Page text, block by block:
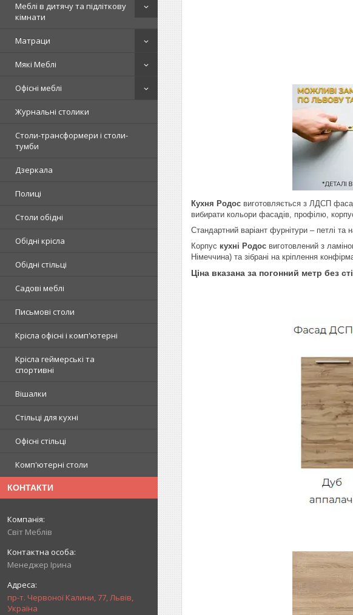
Меблі в дитячу та підліткову
кімнати
Матраци
Мякі Меблі
Офісні меблі
Журнальні столики
Столи-трансформери і столи-
тумби
Дзеркала
Полиці
Столи обідні
Обідні крісла
Обідні стільці
Садові меблі
Письмові столи
Крісла офісні і комп'ютерні
Крісла геймерські та
спортивні
Вішалки
Стільці для кухні
Офісні стільці
Комп'ютерні столи
КОНТАКТИ
Світ Меблів
Менеджер Ірина
пр-т. Червоної Калини, 77, Львів,
Україна
Кухня Родос виготовляється з ЛДСП
вибирати кольори фасадів, профілю,
Стандартний варіант фурнітури – петлі та
Корпус кухні Родос виготовлений з
Німеччина) та зібрані на кріплення
Ціна вказана за погонний метр без